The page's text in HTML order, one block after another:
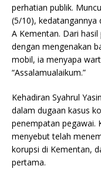
perhatian publik.
(5/10), kedatangannya
A Kementan. Dari
dengan mengenakan
mobil, ia menyapa
“Assalamualaikum.”
Kehadiran Syahrul
dalam dugaan kasus
penempatan pegawai.
menyebut telah
korupsi di Kementan,
pertama.